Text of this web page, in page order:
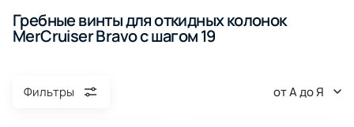
Гребные винты для откидных колонок
MerCruiser Bravo с шагом 19
Фильтры от А до Я